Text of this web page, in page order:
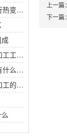
CNC铝制品加工如何进行热变形处理？
关于不锈钢CNC铝合金加工工艺流程步骤介绍？
CNC零件加工工序划分有什么要求呢
深圳五金零件加工CNC加工的数控系统特点有什么？
上一篇：
下一篇：